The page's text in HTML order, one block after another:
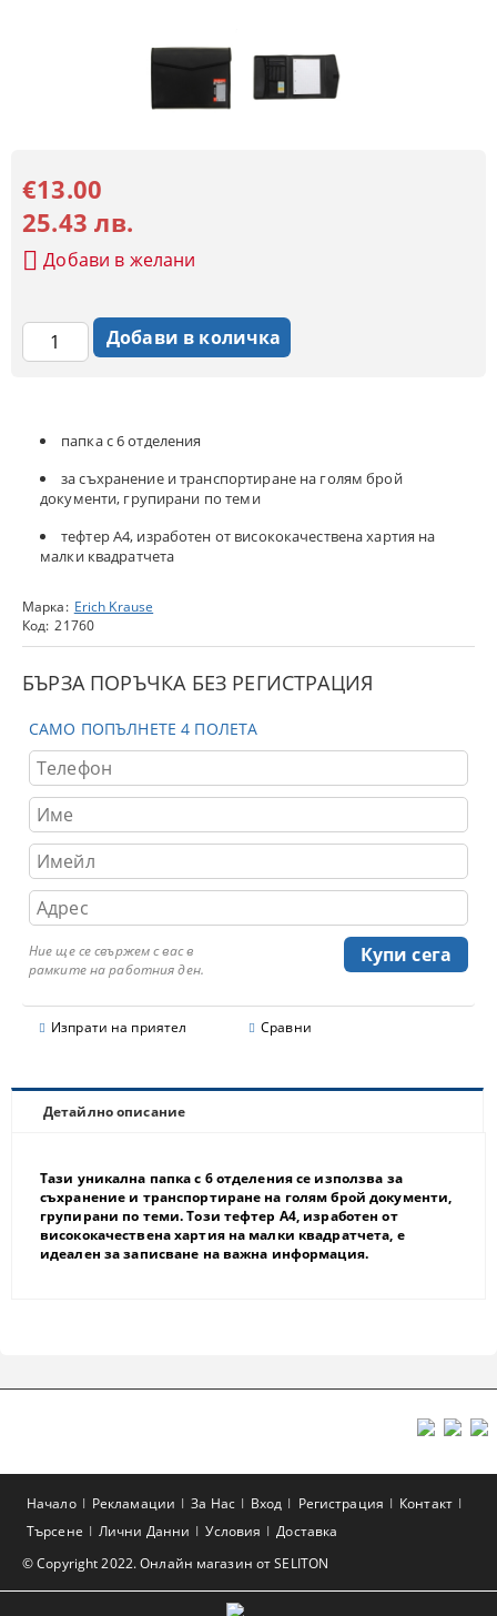
папка с 6 отделения
за съхранение и транспортиране на голям брой
документи, групирани по теми
тефтер A4, изработен от висококачествена хартия на
малки квадратчета
Марка: Erich Krause
Код: 21760
БЪРЗА ПОРЪЧКА БЕЗ РЕГИСТРАЦИЯ
САМО ПОПЪЛНЕТЕ 4 ПОЛЕТА
Ние ще се свържем с вас в
рамките на работния ден.
Изпрати на приятел Сравни
€13.00
25.43 лв.
Добави в желани
Детайлно описание
Тази уникална папка с 6 отделения се използва за
съхранение и транспортиране на голям брой документи,
групирани по теми. Този тефтер A4, изработен от
висококачествена хартия на малки квадратчета, е
идеален за записване на важна информация.
© Copyright 2022. Онлайн магазин от SELITON
Начало Рекламации За Нас Вход Регистрация
Контакт
Търсене
Лични Данни Условия Доставка